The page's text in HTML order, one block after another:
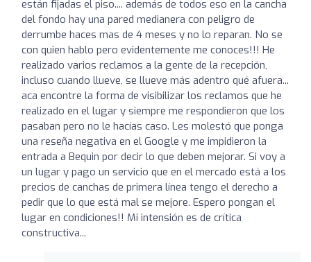
están fijadas el piso.... además de todos eso en la cancha
del fondo hay una pared medianera con peligro de
derrumbe haces mas de 4 meses y no lo reparan. No se
con quien hablo pero evidentemente me conoces!!! He
realizado varios reclamos a la gente de la recepción,
incluso cuando llueve, se llueve más adentro qué afuera...
aca encontre la forma de visibilizar los reclamos que he
realizado en el lugar y siempre me respondieron que los
pasaban pero no le hacías caso. Les molestó que ponga
una reseña negativa en el Google y me impidieron la
entrada a Bequin por decir lo que deben mejorar. Si voy a
un lugar y pago un servicio que en el mercado está a los
precios de canchas de primera línea tengo el derecho a
pedir que lo que está mal se mejore. Espero pongan el
lugar en condiciones!! Mi intensión es de crítica
constructiva...